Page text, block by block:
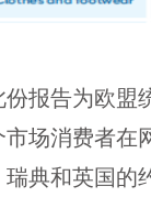
份报告为欧
市场消费者在
瑞典和英国的